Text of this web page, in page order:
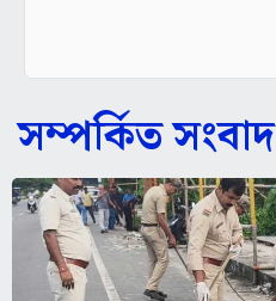
সম্পর্কিত সংবাদ